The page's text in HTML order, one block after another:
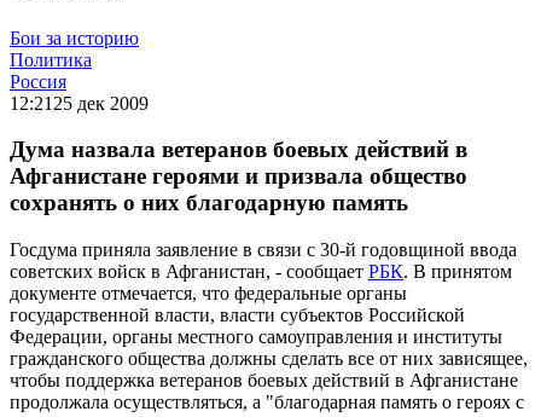
Бои за историю
Политика
Россия
12:21 25 дек 2009
Дума назвала ветеранов боевых действий в
Афганистане героями и призвала общество
сохранять о них благодарную память
Госдума приняла заявление в связи с 30-й годовщиной ввода
советских войск в Афганистан, - сообщает РБК. В принятом
документе отмечается, что федеральные органы
государственной власти, власти субъектов Российской
Федерации, органы местного самоуправления и институты
гражданского общества должны сделать все от них зависящее,
чтобы поддержка ветеранов боевых действий в Афганистане
продолжала осуществляться, а "благодарная память о героях с